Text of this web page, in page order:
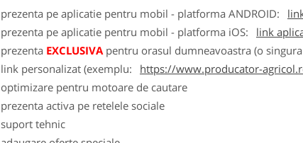
prezenta pe aplicatie pentru mobil - platforma ANDROID:
prezenta pe aplicatie pentru mobil - platforma iOS:
link
prezenta EXCLUSIVApentru orasul dumneavoastra (o
link personalizat (exemplu:
https://www.producator-
optimizare pentru motoare de cautare
prezenta activa pe retelele sociale
suport tehnic